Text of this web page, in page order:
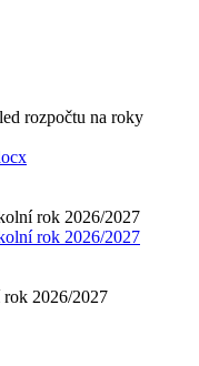
rozpočtu na roky
rok 2026/2027
rok 2026/2027
2026/2027